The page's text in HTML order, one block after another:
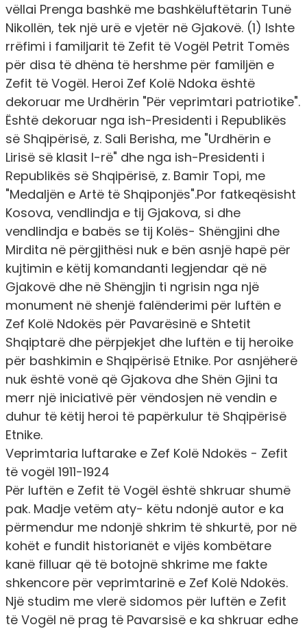
vëllai Prenga bashkë me bashkëluftëtarin Tunë
Nikollën, tek një urë e vjetër në Gjakovë. (1) Ishte
rrëfimi i familjarit të Zefit të Vogël Petrit Tomës
për disa të dhëna të hershme për familjën e
Zefit të Vogël. Heroi Zef Kolë Ndoka është
dekoruar me Urdhërin "Për veprimtari patriotike".
Është dekoruar nga ish-Presidenti i Republikës
së Shqipërisë, z. Sali Berisha, me "Urdhërin e
Lirisë së klasit I-rë" dhe nga ish-Presidenti i
Republikës së Shqipërisë, z. Bamir Topi, me
"Medaljën e Artë të Shqiponjës".Por fatkeqësisht
Kosova, vendlindja e tij Gjakova, si dhe
vendlindja e babës se tij Kolës- Shëngjini dhe
Mirdita në përgjithësi nuk e bën asnjë hapë për
kujtimin e këtij komandanti legjendar që në
Gjakovë dhe në Shëngjin ti ngrisin nga një
monument në shenjë falënderimi për luftën e
Zef Kolë Ndokës për Pavarësinë e Shtetit
Shqiptarë dhe përpjekjet dhe luftën e tij heroike
për bashkimin e Shqipërisë Etnike. Por asnjëherë
nuk është vonë që Gjakova dhe Shën Gjini ta
merr një iniciativë për vëndosjen në vendin e
duhur të këtij heroi të papërkulur të Shqipërisë
Etnike.
Veprimtaria luftarake e Zef Kolë Ndokës - Zefit
të vogël 1911-1924
Për luftën e Zefit të Vogël është shkruar shumë
pak. Madje vetëm aty- këtu ndonjë autor e ka
përmendur me ndonjë shkrim të shkurtë, por në
kohët e fundit historianët e vijës kombëtare
kanë filluar që të botojnë shkrime me fakte
shkencore për veprimtarinë e Zef Kolë Ndokës.
Një studim me vlerë sidomos për luftën e Zefit
të Vogël në prag të Pavarsisë e ka shkruar edhe